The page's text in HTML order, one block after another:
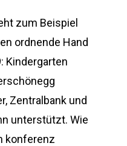
zum Beispiel
ordnende Hand
Kindergarten
Zentralbank und
unterstützt. Wie
konferenz